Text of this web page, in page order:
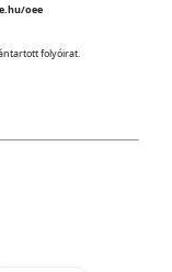
oee
folyóirat.